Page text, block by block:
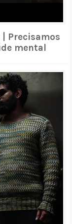
Precisamos
mental